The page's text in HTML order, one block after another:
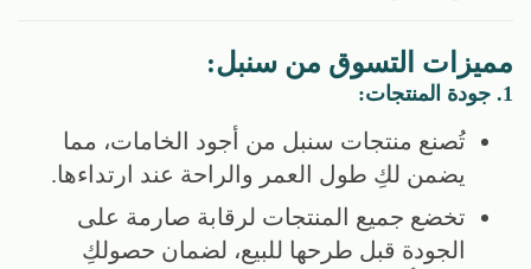
مميزات التسوق من سنبل:
1. جودة المنتجات:
تُصنع منتجات سنبل من أجود الخامات، مما
يضمن لكِ طول العمر والراحة عند ارتداءها.
تخضع جميع المنتجات لرقابة صارمة على
الجودة قبل طرحها للبيع، لضمان حصولكِ